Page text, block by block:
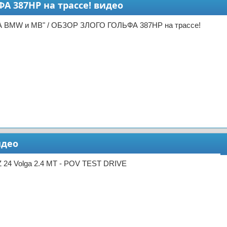
на трассе! видео
и MB" / ОБЗОР ЗЛОГО ГОЛЬФА 387HP на трассе!
24 Volga 2.4 MT - POV TEST DRIVE